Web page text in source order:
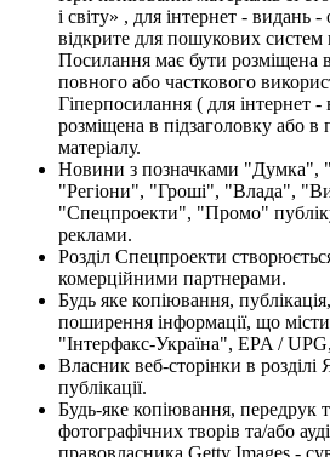
і світу» , для інтернет - видань
відкрите для пошукових систем
Посилання має бути розміщена
повного або часткового
Гіперпосилання ( для інтернет
розміщена в підзаголовку або в
матеріалу.
Новини з позначками "Думка",
"Регіони", "Гроші", "Влада",
"Спецпроекти", "Промо"
реклами.
Розділ Спецпроекти
комерційними партнерами.
Будь яке копіювання,
поширення інформації, що
"Інтерфакс-Україна", EPA /
Власник веб-сторінки в
публікації.
Будь-яке копіювання, передрук
фотографічних творів та/або
правовласника Getty Images -